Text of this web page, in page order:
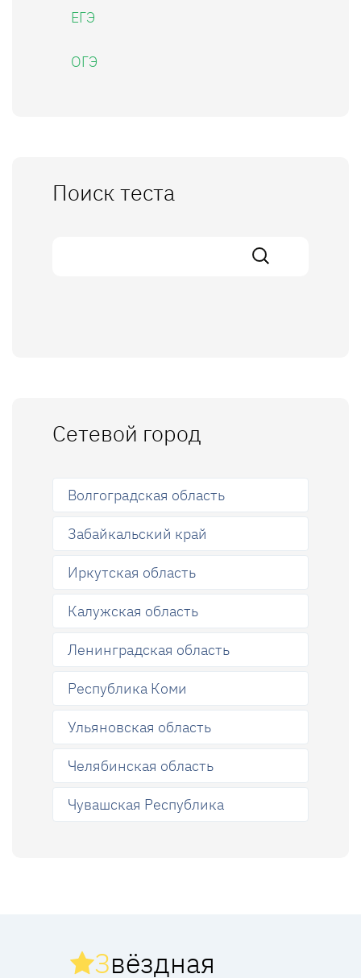
ЕГЭ
ОГЭ
Поиск теста
Сетевой город
Волгоградская область
Забайкальский край
Иркутская область
Калужская область
Ленинградская область
Республика Коми
Ульяновская область
Челябинская область
Чувашская Республика
Звёздная